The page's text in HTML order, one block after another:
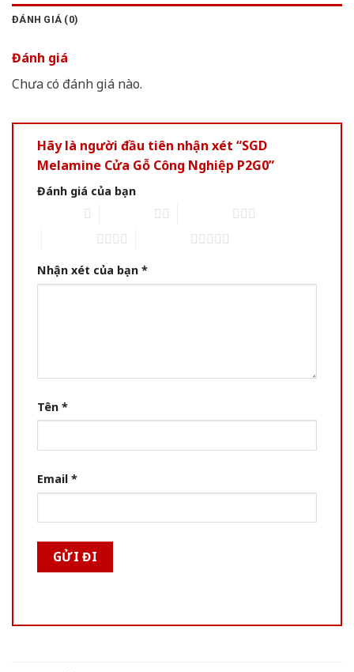
ĐÁNH GIÁ (0)
Đánh giá
Chưa có đánh giá nào.
Hãy là người đầu tiên nhận xét “SGD
Melamine Cửa Gỗ Công Nghiệp P2G0”
Đánh giá của bạn
Nhận xét của bạn *
Tên *
Email *